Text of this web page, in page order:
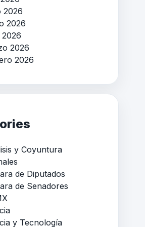
2026
2026
2026
2026
y Coyuntura
de Diputados
de Senadores
y Tecnología